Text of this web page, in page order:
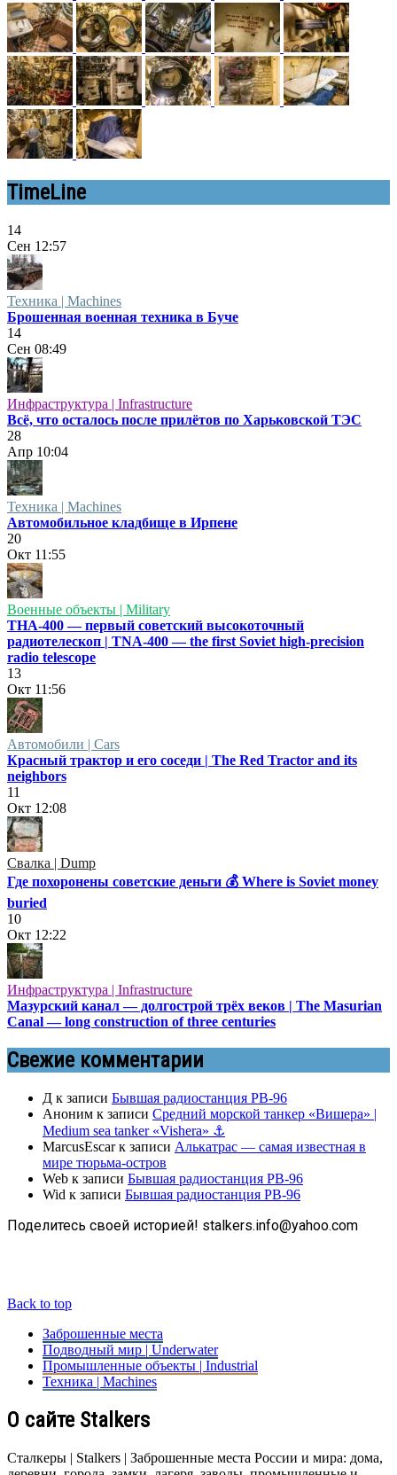
TimeLine
14
Сен 12:57
Техника | Machines
Брошенная военная техника в Буче
14
Сен 08:49
Инфраструктура | Infrastructure
Всё, что осталось после прилётов по Харьковской ТЭС
28
Апр 10:04
Техника | Machines
Автомобильное кладбище в Ирпене
20
Окт 11:55
Военные объекты | Military
ТНА-400 — первый советский высокоточный
радиотелескоп | TNA-400 — the first Soviet high-precision
radio telescope
13
Окт 11:56
Автомобили | Cars
Красный трактор и его соседи | The Red Tractor and its
neighbors
11
Окт 12:08
Свалка | Dump
Где похоронены советские деньги 💰 Where is Soviet money
buried
10
Окт 12:22
Инфраструктура | Infrastructure
Мазурский канал — долгострой трёх веков | The Masurian
Canal — long construction of three centuries
Свежие комментарии
Д к записи Бывшая радиостанция РВ-96
Аноним к записи Средний морской танкер «Вишера» |
Medium sea tanker «Vishera» ⚓
MarcusEscarк записи Алькатрас — самая известная в
мире тюрьма-остров
Web к записи Бывшая радиостанция РВ-96
Wid к записи Бывшая радиостанция РВ-96
Поделитесь своей историей! stalkers.info@yahoo.com
Back to top
Заброшенные места
Подводный мир | Underwater
Промышленные объекты | Industrial
Техника | Machines
О сайте Stalkers
Сталкеры | Stalkers | Заброшенные места России и мира: дома,